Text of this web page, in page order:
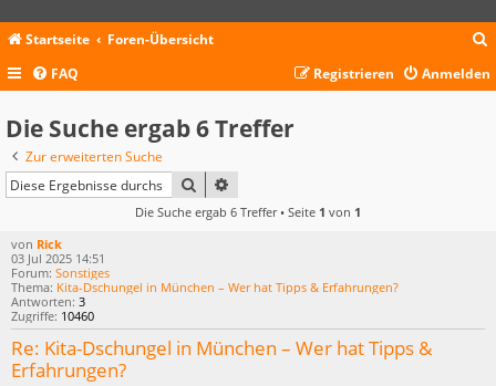
Startseite Foren-Übersicht
c
FAQ Anmelden
Registrieren
Die Suche ergab 6 Treffer
Zur erweiterten Suche
SUCHE
Die Suche ergab 6 Treffer • Seite 1 von 1
von Rick
03 Jul 2025 14:51
Forum: Sonstiges
Thema: Kita-Dschungel in München – Wer hat Tipps & Erfahrungen?
Antworten: 3
Zugriffe: 10460
Re: Kita-Dschungel in München – Wer hat Tipps &
Erfahrungen?